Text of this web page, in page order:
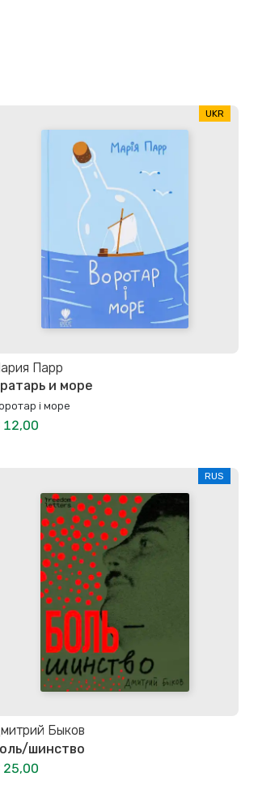
UKR
Парр
и море
і море
12,00
RUS
Быков
шинство
25,00